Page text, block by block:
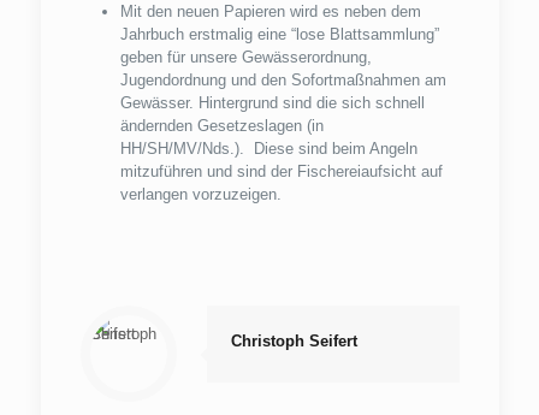
Mit den neuen Papieren wird es neben dem
Jahrbuch erstmalig eine “lose Blattsammlung”
geben für unsere Gewässerordnung,
Jugendordnung und den Sofortmaßnahmen am
Gewässer. Hintergrund sind die sich schnell
ändernden Gesetzeslagen (in
HH/SH/MV/Nds.). Diese sind beim Angeln
mitzuführen und sind der Fischereiaufsicht auf
verlangen vorzuzeigen.
Christoph Seifert